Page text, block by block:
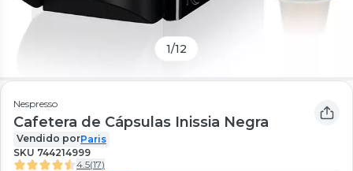
1/12
Nespresso
Cafetera de Cápsulas Inissia Negra
Vendido porParis
SKU 744214999
4.5(17)